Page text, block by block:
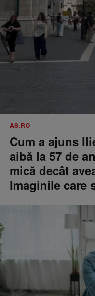
AS.RO
Cum a ajuns
aibă la 57 de
mică decât
Imaginile care